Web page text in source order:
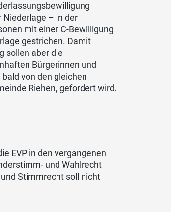
Niederlage – in der
mit einer C-Bewilligung
gestrichen. Damit
sollen aber die
Bürgerinnen und
von den gleichen
Riehen, gefordert wird.
EVP in den vergangenen
und Wahlrecht
Stimmrecht soll nicht